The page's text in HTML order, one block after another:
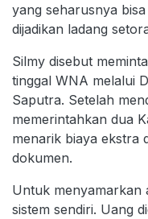
yang seharusnya
dijadikan ladang
Silmy disebut
tinggal WNA melalui
Saputra. Setelah
memerintahkan dua
menarik biaya ekstra
dokumen.
Untuk menyamarkan
sistem sendiri. Uang